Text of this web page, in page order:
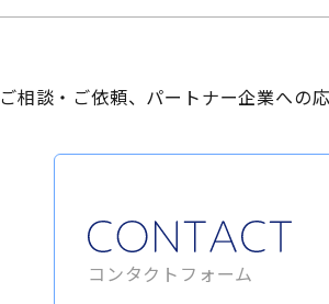
ご相談・ご依頼、パートナー企業への
コンタクトフォーム